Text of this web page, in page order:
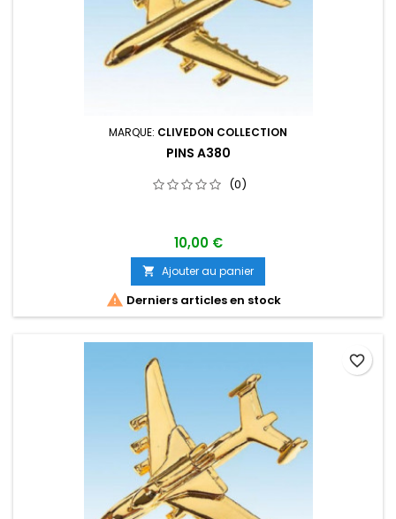
MARQUE: CLIVEDON COLLECTION
PINS A380
(0)
10,00 €
 Ajouter au panier
 Derniers articles en stock
favorite_border